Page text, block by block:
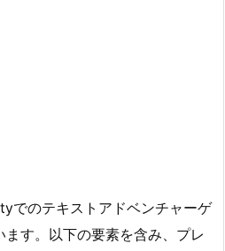
でのテキストアドベンチャーゲ
す。以下の要素を含み、プレ